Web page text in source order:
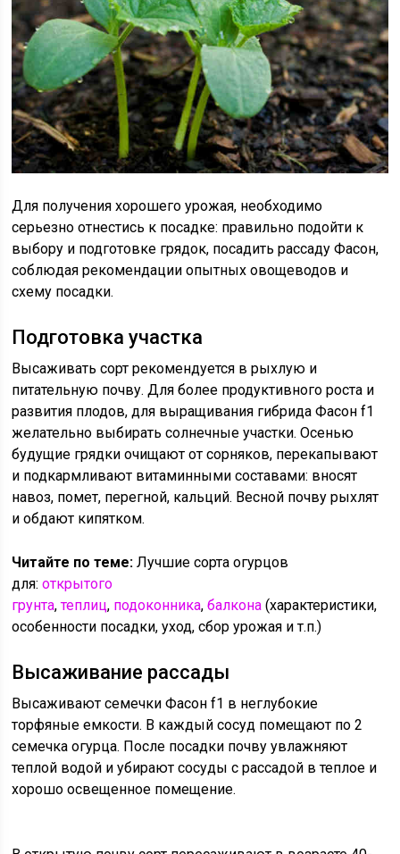
Для получения хорошего урожая, необходимо
серьезно отнестись к посадке: правильно подойти к
выбору и подготовке грядок, посадить рассаду Фасон,
соблюдая рекомендации опытных овощеводов и
схему посадки.
Подготовка участка
Высаживать сорт рекомендуется в рыхлую и
питательную почву. Для более продуктивного роста и
развития плодов, для выращивания гибрида Фасон f1
желательно выбирать солнечные участки. Осенью
будущие грядки очищают от сорняков, перекапывают
и подкармливают витаминными составами: вносят
навоз, помет, перегной, кальций. Весной почву рыхлят
и обдают кипятком.
Читайте по теме:Лучшие сорта огурцов
для:открытого
грунта,теплиц, подоконника,балкона (характеристики,
особенности посадки, уход, сбор урожая и т.п.)
Высаживание рассады
Высаживают семечки Фасон f1 в неглубокие
торфяные емкости. В каждый сосуд помещают по 2
семечка огурца. После посадки почву увлажняют
теплой водой и убирают сосуды с рассадой в теплое и
хорошо освещенное помещение.